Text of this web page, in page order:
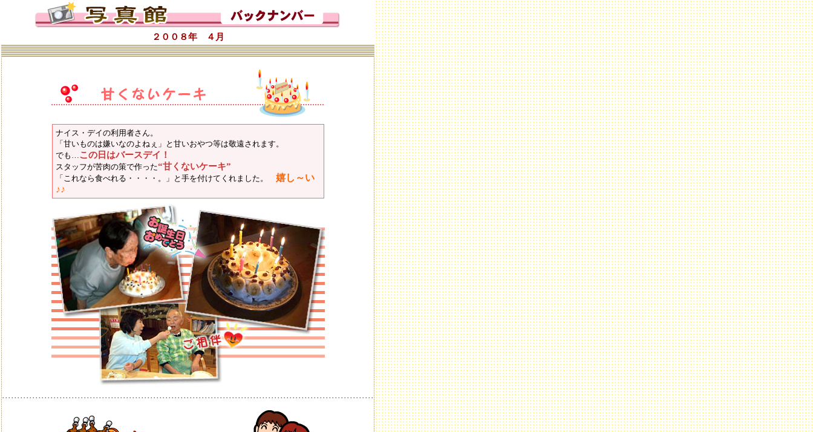
２００８年 ４月
ナイス・デイの利用者さん。
「甘いものは嫌いなのよねぇ」と甘いおやつ等は敬遠されます。
でも…この日はバースデイ！
スタッフが苦肉の策で作った“甘くないケーキ”
「これなら食べれる・・・・。」と手を付けてくれました。 嬉し～い
♪♪
･･･････････････････････････････････････････････････････････････････････････････････････････････････････････････････････････